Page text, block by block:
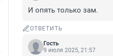
И опять только зам.
ОТВЕТИТЬ
Гость
9 июля 2025, 21:57